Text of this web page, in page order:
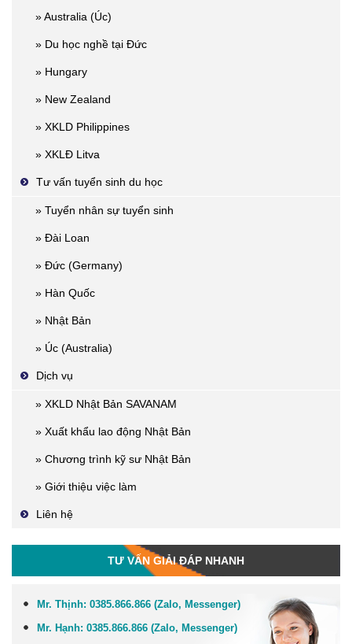
» Australia (Úc)
» Du học nghề tại Đức
» Hungary
» New Zealand
» XKLD Philippines
» XKLĐ Litva
Tư vấn tuyển sinh du học
» Tuyển nhân sự tuyển sinh
» Đài Loan
» Đức (Germany)
» Hàn Quốc
» Nhật Bản
» Úc (Australia)
Dịch vụ
» XKLD Nhật Bản SAVANAM
» Xuất khẩu lao động Nhật Bản
» Chương trình kỹ sư Nhật Bản
» Giới thiệu việc làm
Liên hệ
TƯ VẤN GIẢI ĐÁP NHANH
Mr. Thịnh: 0385.866.866 (Zalo, Messenger)
Mr. Hạnh: 0385.866.866 (Zalo, Messenger)